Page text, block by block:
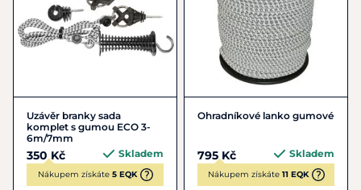
Uzávěr branky sada
komplet s gumou ECO 3-
6m/7mm
350 Kč Skladem
Nákupem získáte 5 EQK
Ohradníkové lanko gumové
795 Kč Skladem
Nákupem získáte 11 EQK